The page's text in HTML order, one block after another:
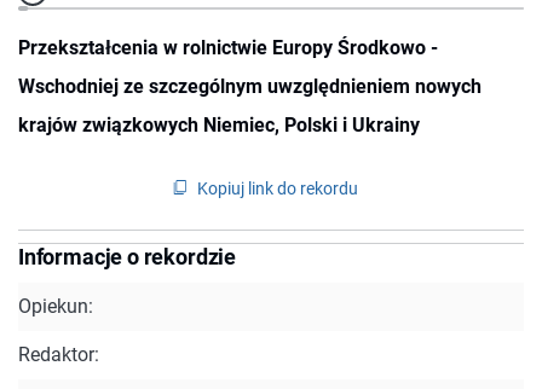
Przekształcenia w rolnictwie Europy Środkowo -
Wschodniej ze szczególnym uwzględnieniem nowych
krajów związkowych Niemiec, Polski i Ukrainy
Kopiuj link do rekordu
Informacje o rekordzie
Opiekun:
Redaktor: